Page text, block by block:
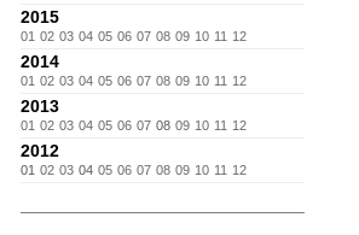
2015
01 02 03 04 05 06 07 08 09 10 11 12
2014
01 02 03 04 05 06 07 08 09 10 11 12
2013
01 02 03 04 05 06 07 08 09 10 11 12
2012
01 02 03 04 05 06 07 08 09 10 11 12